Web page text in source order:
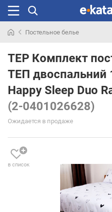
раньше
Постельное белье
TEP Комплект
ТЕП двоспальний
Happy Sleep Duo
(2-0401026628)
Ожидается в продаже
в список